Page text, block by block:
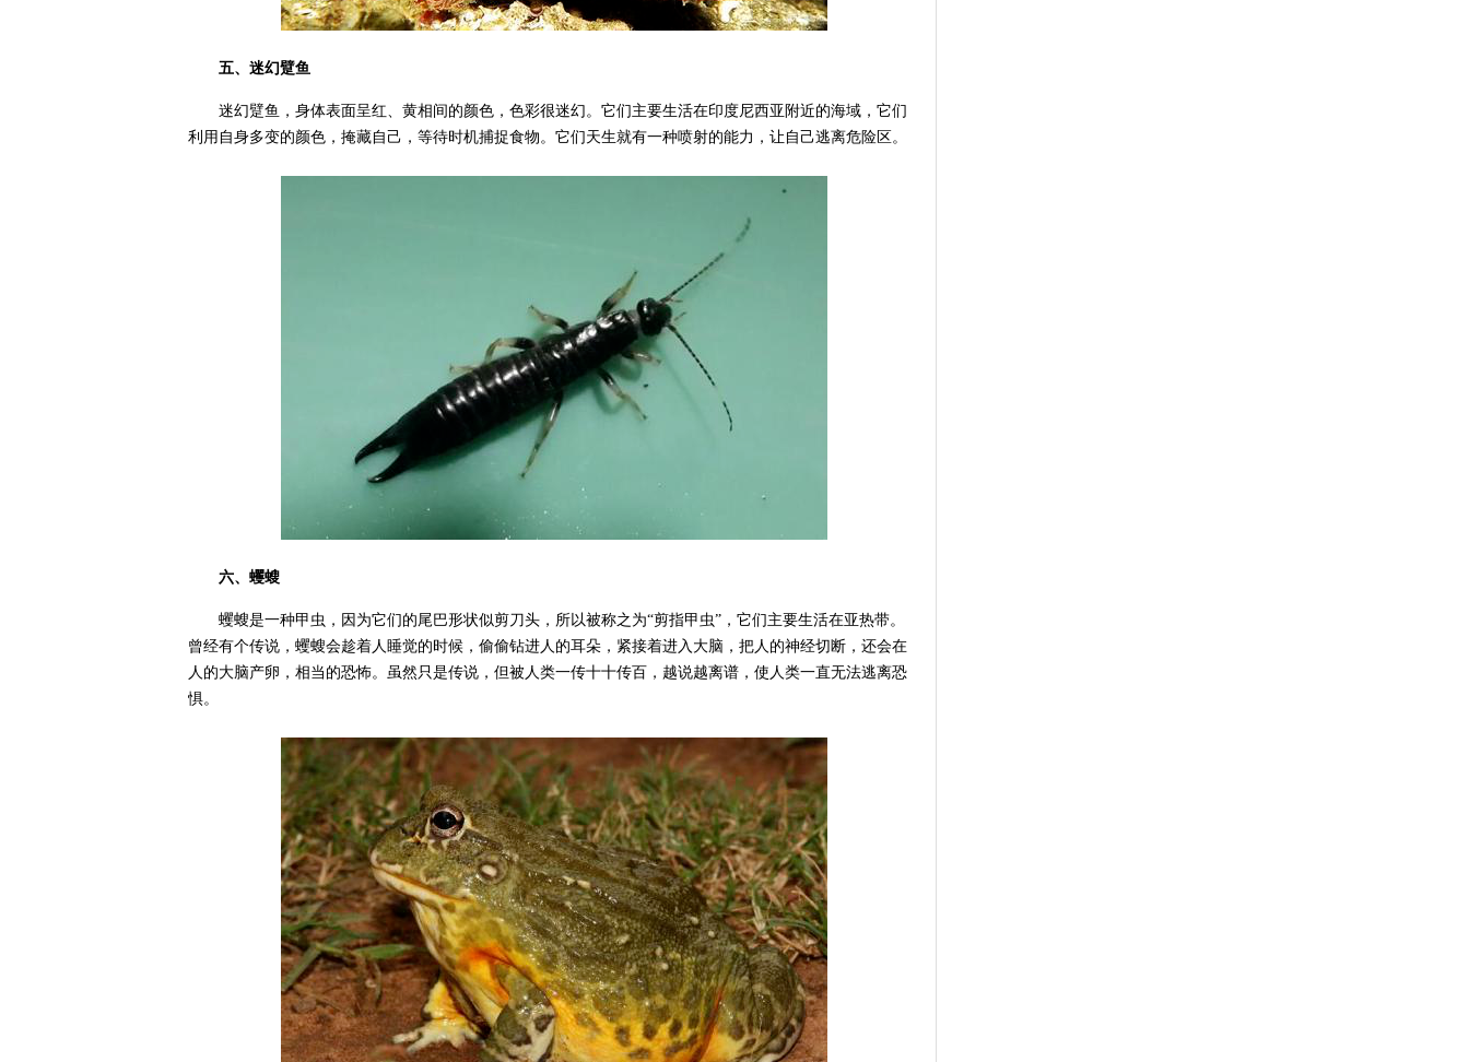
五、迷幻躄鱼
迷幻躄鱼，身体表面呈红、黄相间的颜色，色彩很迷幻。它们主要生活在印度尼西亚附近的海域，它们
利用自身多变的颜色，掩藏自己，等待时机捕捉食物。它们天生就有一种喷射的能力，让自己逃离危险区。
六、蠼螋
蠼螋是一种甲虫，因为它们的尾巴形状似剪刀头，所以被称之为“剪指甲虫”，它们主要生活在亚热带。
曾经有个传说，蠼螋会趁着人睡觉的时候，偷偷钻进人的耳朵，紧接着进入大脑，把人的神经切断，还会在
人的大脑产卵，相当的恐怖。虽然只是传说，但被人类一传十十传百，越说越离谱，使人类一直无法逃离恐
惧。